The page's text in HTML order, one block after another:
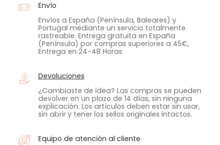
Envío
Envíos a España (Península, Baleares) y
Portugal mediante un servicio totalmente
rastreable. Entrega gratuita en España
(Península) por compras superiores a 45€,
Entrega en 24-48 Horas
Devoluciones
¿Cambiaste de idea? Las compras se pueden
devolver en un plazo de 14 días, sin ninguna
explicación. Los artículos deben estar sin usar,
sin abrir y tener los sellos originales intactos.
Equipo de atención al cliente